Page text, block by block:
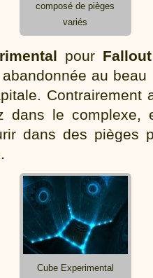
composé de pièges
variés
pour
abandonnée au
Contrairement
dans le complexe,
dans des pièges
Cube Experimental